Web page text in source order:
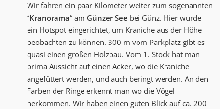
Wir fahren ein paar Kilometer weiter zum sogenannten
“Kranorama“ am Günzer See bei Günz. Hier wurde
ein Hotspot eingerichtet, um Kraniche aus der Höhe
beobachten zu können. 300 m vom Parkplatz gibt es
quasi einen großen Holzbau. Vom 1. Stock hat man
prima Aussicht auf einen Acker, wo die Kraniche
angefüttert werden, und auch beringt werden. An den
Farben der Ringe erkennt man wo die Vögel
herkommen. Wir haben einen guten Blick auf ca. 200